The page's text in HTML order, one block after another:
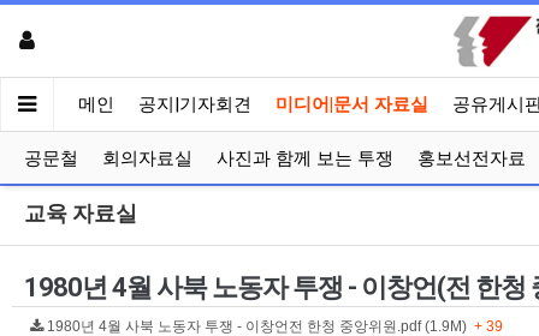
메인 공지|기자회견 미디어|문서 자료실 공유게시
공문철 회의자료실 사진과 함께 보는 투쟁 홍보선전자료
교육 자료실
1980년 4월 사북 노동자 투쟁 - 이창언(전 한청
1980년 4월 사북 노동자 투쟁 - 이창언전 한청 중앙위원.pdf (1.9M) + 39